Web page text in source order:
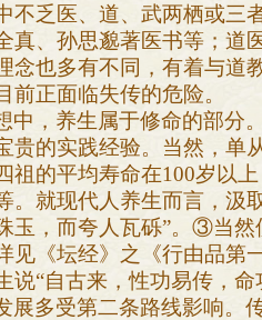
不乏医、道、武两栖或三
真、孙思邈著医书等；
念也多有不同，有着与道
前正面临失传的危险。
中，养生属于修命的部分
贵的实践经验。当然，单
祖的平均寿命在100岁以
。就现代人养生而言，汲
玉，而夸人瓦砾”。③当
见《坛经》之《行由品第
说“自古来，性功易传，
展多受第二条路线影响。